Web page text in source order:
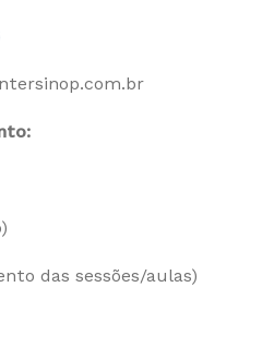
das sessões/aulas)